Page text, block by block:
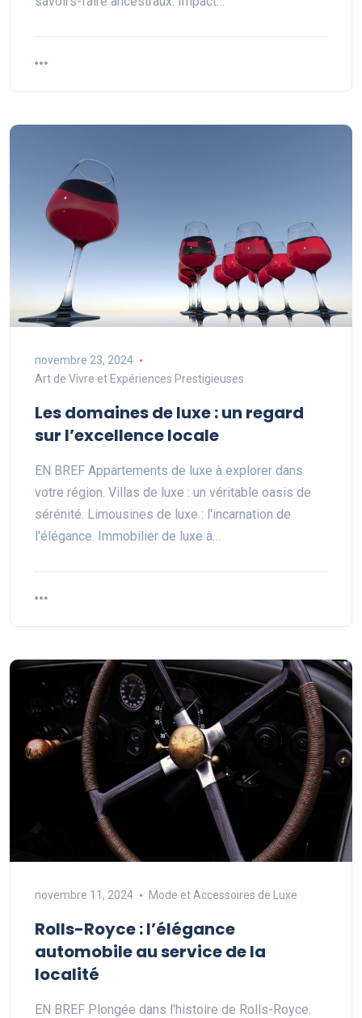
novembre 23, 2024
Art de Vivre et Expériences Prestigieuses
Les domaines de luxe : un regard
sur l’excellence locale
EN BREF Appartements de luxe à explorer dans
votre région. Villas de luxe : un véritable oasis de
sérénité. Limousines de luxe : l'incarnation de
l'élégance. Immobilier de luxe à…
novembre 11, 2024 Mode et Accessoires de Luxe
Rolls-Royce : l’élégance
automobile au service de la
localité
EN BREF Plongée dans l'histoire de Rolls-Royce.